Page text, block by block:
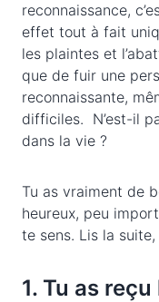
reconnaissance,
effet tout à fait
les plaintes et
que de fuir une
reconnaissante,
difficiles. N’est-il
dans la vie ?
Tu as vraiment de
heureux, peu
te sens. Lis la
1. Tu as reçu